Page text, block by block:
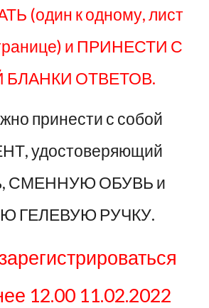
(один к одному, лист
и ПРИНЕСТИ С
ОТВЕТОВ.
принести с собой
удостоверяющий
СМЕННУЮ ОБУВЬ и
ГЕЛЕВУЮ РУЧКУ.
12.00 11.02.2022